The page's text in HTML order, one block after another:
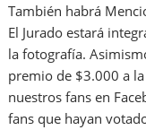
También habrá
El Jurado estará
la fotografía.
premio de $3.000 a
nuestros fans en
fans que hayan